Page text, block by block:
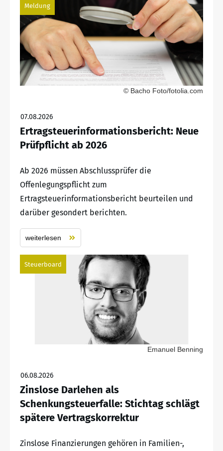
Meldung
© Bacho Foto/fotolia.com
07.08.2026
Ertragsteuerinformationsbericht: Neue
Prüfpflicht ab 2026
Ab 2026 müssen Abschlussprüfer die
Offenlegungspflicht zum
Ertragsteuerinformationsbericht beurteilen und
darüber gesondert berichten.
weiterlesen
Steuerboard
Emanuel Benning
06.08.2026
Zinslose Darlehen als
Schenkungsteuerfalle: Stichtag schlägt
spätere Vertragskorrektur
Zinslose Finanzierungen gehören in Familien-,